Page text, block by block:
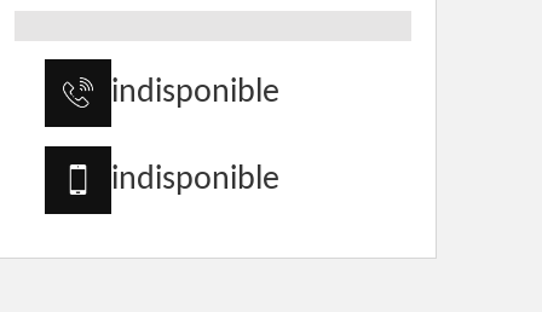
indisponible
indisponible